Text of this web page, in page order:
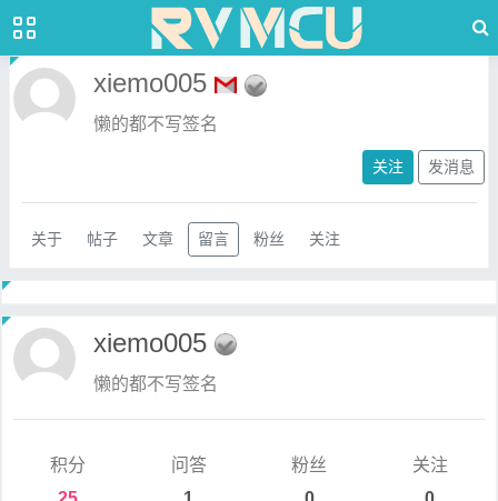
xiemo005
懒的都不写签名
关注 发消息
关于 帖子 文章 留言 粉丝 关注
xiemo005
懒的都不写签名
积分
问答
粉丝
关注